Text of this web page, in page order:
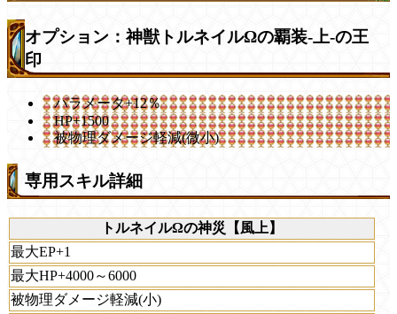
オプション：神獣トルネイルΩの覇装-上-の王
印
パラメータ+12％
HP+1500
被物理ダメージ軽減(微小)
専用スキル詳細
トルネイルΩの神災【風上】
最大EP+1
最大HP+4000～6000
被物理ダメージ軽減(小)